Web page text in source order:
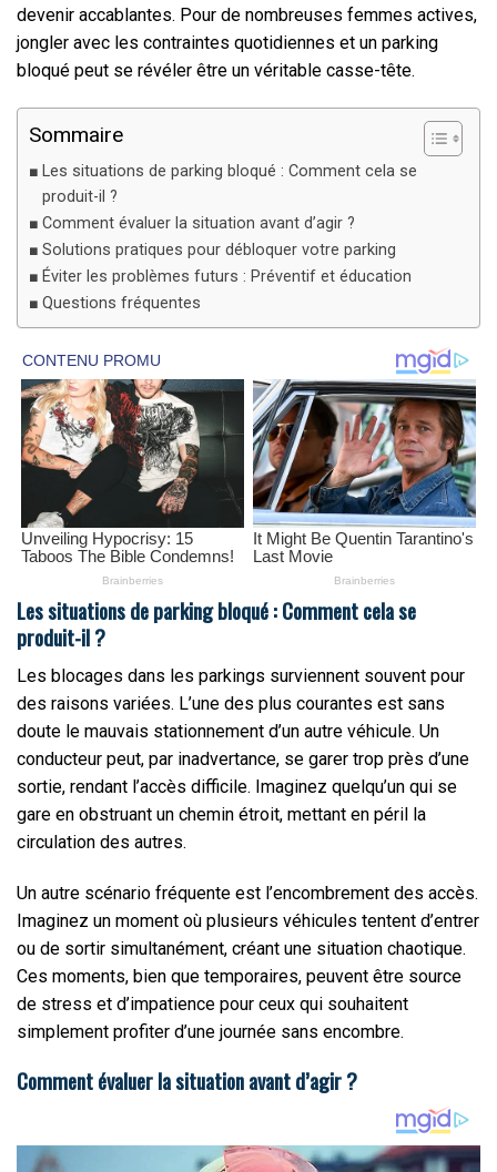
devenir accablantes. Pour de nombreuses femmes actives,
jongler avec les contraintes quotidiennes et un parking
bloqué peut se révéler être un véritable casse-tête.
Sommaire
Les situations de parking bloqué : Comment cela se
produit-il ?
Comment évaluer la situation avant d’agir ?
Solutions pratiques pour débloquer votre parking
Éviter les problèmes futurs : Préventif et éducation
Questions fréquentes
Les situations de parking bloqué : Comment cela se
produit-il ?
Les blocages dans les parkings surviennent souvent pour
des raisons variées. L’une des plus courantes est sans
doute le mauvais stationnement d’un autre véhicule. Un
conducteur peut, par inadvertance, se garer trop près d’une
sortie, rendant l’accès difficile. Imaginez quelqu’un qui se
gare en obstruant un chemin étroit, mettant en péril la
circulation des autres.
Un autre scénario fréquente est l’encombrement des accès.
Imaginez un moment où plusieurs véhicules tentent d’entrer
ou de sortir simultanément, créant une situation chaotique.
Ces moments, bien que temporaires, peuvent être source
de stress et d’impatience pour ceux qui souhaitent
simplement profiter d’une journée sans encombre.
Comment évaluer la situation avant d’agir ?